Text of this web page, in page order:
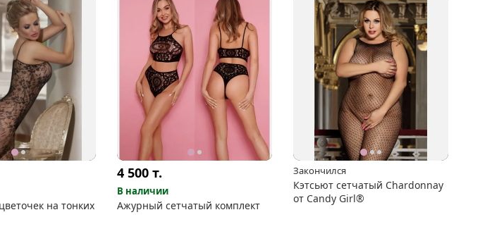
на тонких
4 500 т.
В наличии
Ажурный сетчатый комплект
Закончился
Кэтсьют сетчатый Chardonnay
от Candy Girl®